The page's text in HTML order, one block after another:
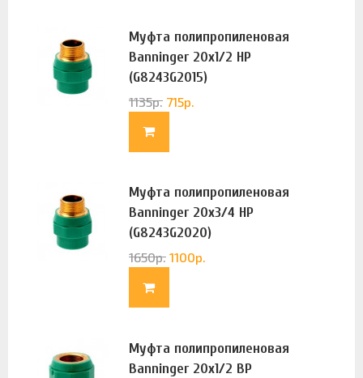
Муфта полипропиленовая
Banninger 20х1/2 НР
(G8243G2015)
1135р. 715р.
Муфта полипропиленовая
Banninger 20х3/4 НР
(G8243G2020)
1650р. 1100р.
Муфта полипропиленовая
Banninger 20х1/2 ВР